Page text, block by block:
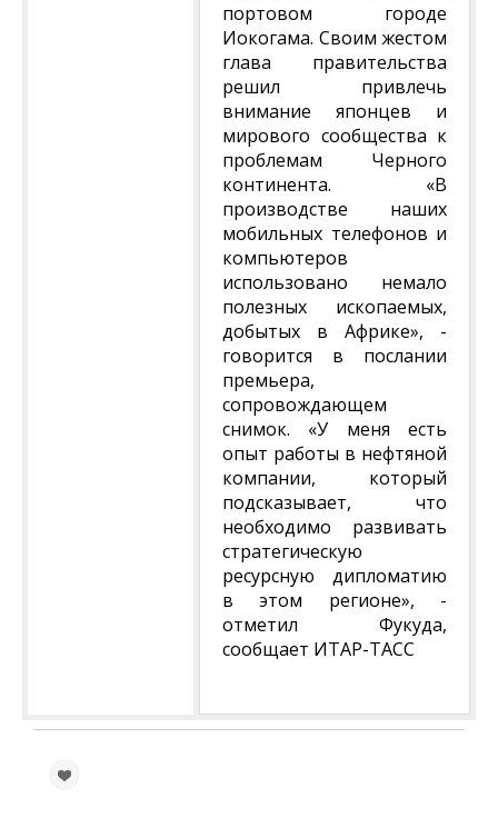
портовом городе
Иокогама. Своим жестом
глава правительства
решил привлечь
внимание японцев и
мирового сообщества к
проблемам Черного
континента. «В
производстве наших
мобильных телефонов и
компьютеров
использовано немало
полезных ископаемых,
добытых в Африке», -
говорится в послании
премьера,
сопровождающем
снимок. «У меня есть
опыт работы в нефтяной
компании, который
подсказывает, что
необходимо развивать
стратегическую
ресурсную дипломатию
в этом регионе», -
отметил Фукуда,
сообщает ИТАР-ТАСС